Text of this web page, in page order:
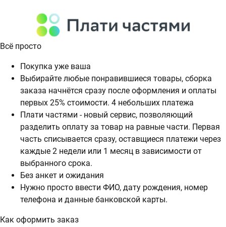
Всё просто
Покупка уже ваша
Выбирайте любые понравившиеся товары, сборка
заказа начнётся сразу после оформления и оплаты
первых 25% стоимости. 4 небольших платежа
Плати частями - новый сервис, позволяющий
разделить оплату за товар на равные части. Первая
часть списывается сразу, оставщиеся платежи через
каждые 2 недели или 1 месяц в зависимости от
выбранного срока.
Без анкет и ожидания
Нужно просто ввести ФИО, дату рождения, номер
телефона и данные банковской карты.
Как оформить заказ